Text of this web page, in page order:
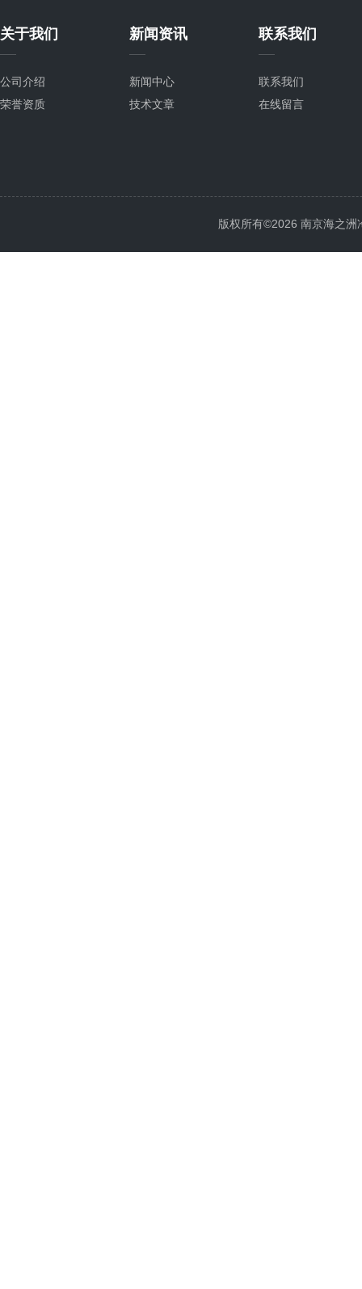
关于我们
公司介绍
荣誉资质
新闻资讯
新闻中心
技术文章
联系我们
联系我们
在线留言
版权所有©2026 南京海之